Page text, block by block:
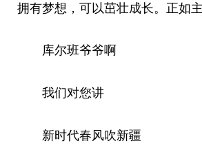
拥有梦想，可以茁壮成长。正如
库尔班爷爷啊
我们对您讲
新时代春风吹新疆